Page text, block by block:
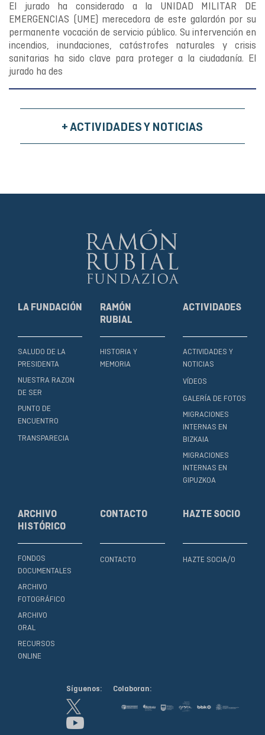
El jurado ha considerado a la UNIDAD MILITAR DE
EMERGENCIAS (UME) merecedora de este galardón por su
permanente vocación de servicio público. Su intervención en
incendios, inundaciones, catástrofes naturales y crisis
sanitarias ha sido clave para proteger a la ciudadanía. El
jurado ha des
+ ACTIVIDADES Y NOTICIAS
LA FUNDACIÓN
SALUDO DE LA
PRESIDENTA
NUESTRA RAZON
DE SER
PUNTO DE
ENCUENTRO
TRANSPARECIA
RAMÓN
RUBIAL
HISTORIA Y
MEMORIA
ACTIVIDADES
ACTIVIDADES Y
NOTICIAS
VÍDEOS
GALERÍA DE FOTOS
MIGRACIONES
INTERNAS EN
BIZKAIA
MIGRACIONES
INTERNAS EN
GIPUZKOA
ARCHIVO
HISTÓRICO
FONDOS
DOCUMENTALES
ARCHIVO
FOTOGRÁFICO
ARCHIVO
ORAL
RECURSOS
ONLINE
CONTACTO
CONTACTO
HAZTE SOCIO
HAZTE SOCIA/O
Síguenos: Colaboran: